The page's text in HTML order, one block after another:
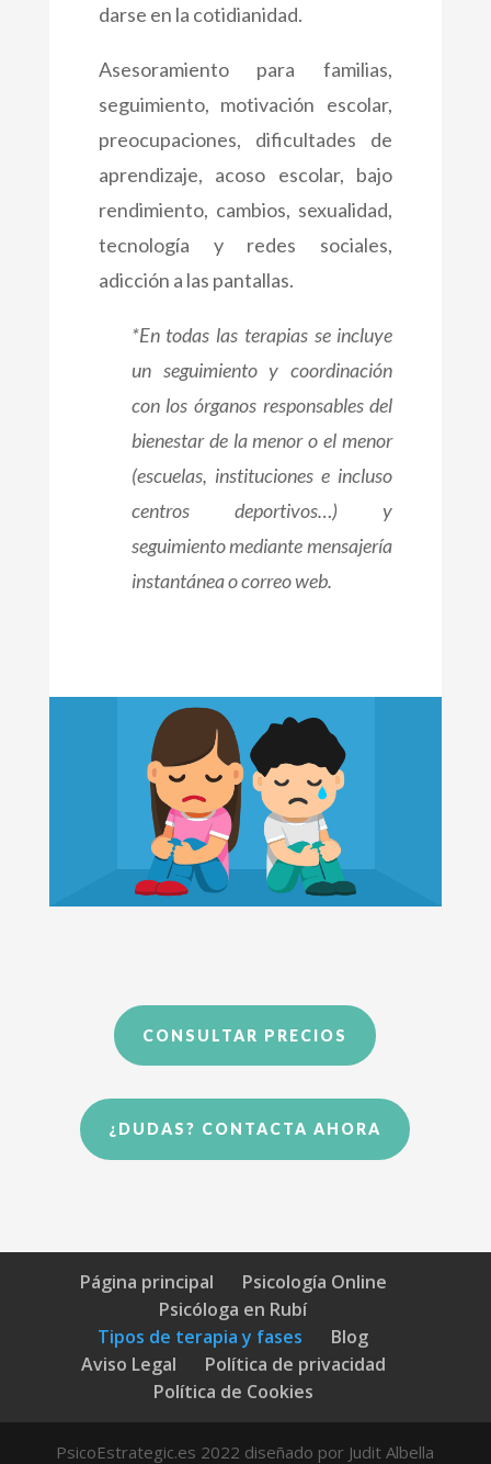
darse en la cotidianidad.
Asesoramiento para familias,
seguimiento, motivación escolar,
preocupaciones, dificultades de
aprendizaje, acoso escolar, bajo
rendimiento, cambios, sexualidad,
tecnología y redes sociales,
adicción a las pantallas.
*En todas las terapias se incluye
un seguimiento y coordinación
con los órganos responsables del
bienestar de la menor o el menor
(escuelas, instituciones e incluso
centros deportivos…) y
seguimiento mediante mensajería
instantánea o correo web.
CONSULTAR PRECIOS
¿DUDAS? CONTACTA AHORA
Página principal
Psicología Online
Psicóloga en Rubí
Tipos de terapia y fases
Blog
Aviso Legal
Política de privacidad
Política de Cookies
PsicoEstrategic.es 2022 diseñado por Judit Albella